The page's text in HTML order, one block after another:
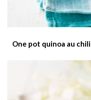
One pot quinoa au chili